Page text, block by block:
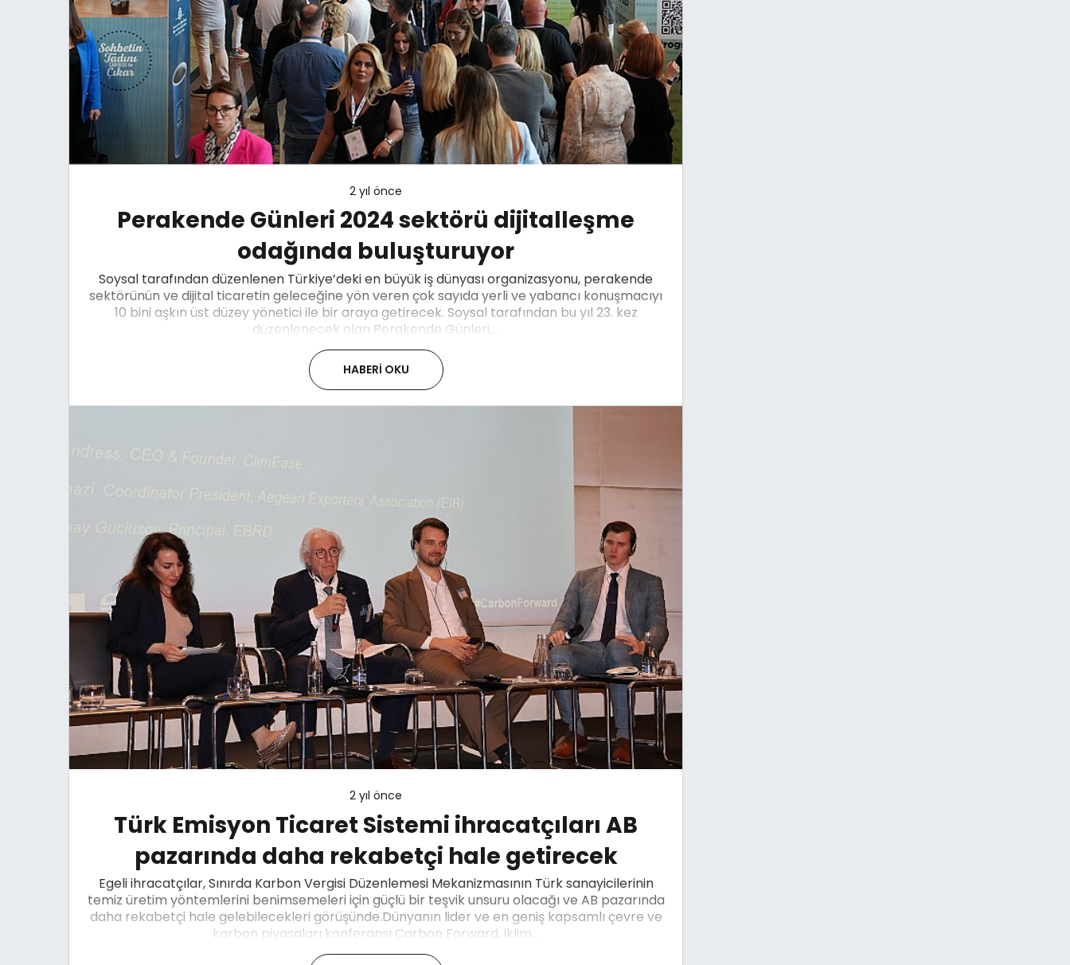
2 yıl önce
Perakende Günleri 2024 sektörü dijitalleşme
odağında buluşturuyor
Soysal tarafından düzenlenen Türkiye’deki en büyük iş dünyası organizasyonu, perakende
sektörünün ve dijital ticaretin geleceğine yön veren çok sayıda yerli ve yabancı konuşmacıyı
10 bini aşkın üst düzey yönetici ile bir araya getirecek. Soysal tarafından bu yıl 23. kez
düzenlenecek olan Perakende Günleri,...
HABERI OKU
2 yıl önce
Türk Emisyon Ticaret Sistemi ihracatçıları AB
pazarında daha rekabetçi hale getirecek
Egeli ihracatçılar, Sınırda Karbon Vergisi Düzenlemesi Mekanizmasının Türk sanayicilerinin
temiz üretim yöntemlerini benimsemeleri için güçlü bir teşvik unsuru olacağı ve AB pazarında
daha rekabetçi hale gelebilecekleri görüşünde.Dünyanın lider ve en geniş kapsamlı çevre ve
karbon piyasaları konferansı Carbon Forward, iklim...